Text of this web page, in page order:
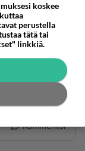
Kommentoi
koskee
perustella
tätä tai
linkkiä.